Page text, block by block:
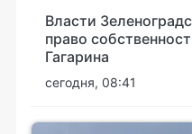
Власти
право
Гагарина
сегодня, 08:41